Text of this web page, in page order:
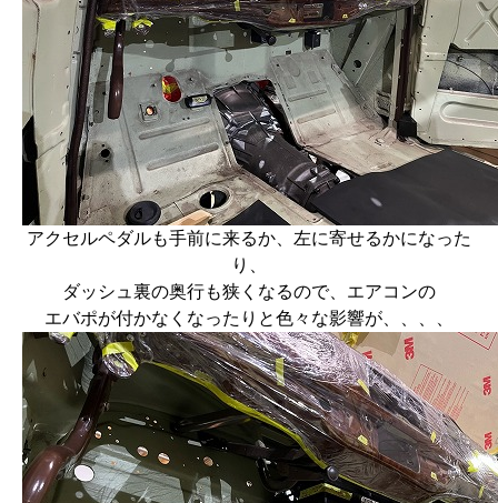
アクセルペダルも手前に来るか、左に寄せるかになった
り、
ダッシュ裏の奥行も狭くなるので、エアコンの
エバポが付かなくなったりと色々な影響が、、、、